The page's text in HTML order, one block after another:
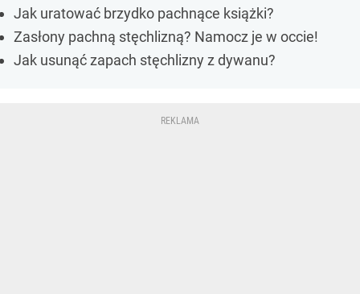
Jak uratować brzydko pachnące książki?
Zasłony pachną stęchlizną? Namocz je w occie!
Jak usunąć zapach stęchlizny z dywanu?